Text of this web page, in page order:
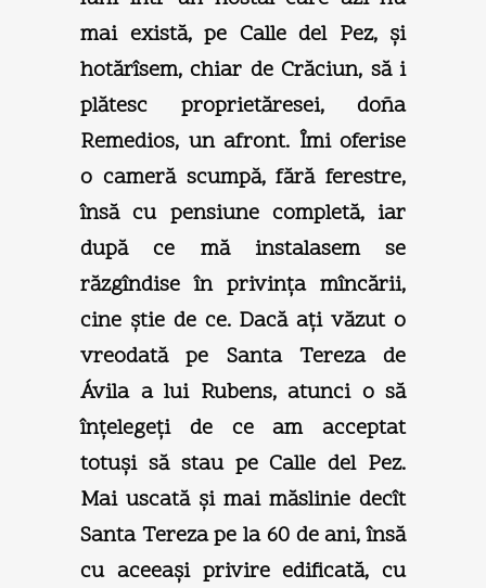
mai există, pe Calle del Pez, şi
hotărîsem, chiar de Crăciun, să i
plătesc proprietăresei, doña
Remedios, un afront. Îmi oferise
o cameră scumpă, fără ferestre,
însă cu pensiune completă, iar
după ce mă instalasem se
răzgîndise în privinţa mîncării,
cine ştie de ce. Dacă aţi văzut o
vreodată pe Santa Tereza de
Ávila a lui Rubens, atunci o să
înţelegeţi de ce am acceptat
totuşi să stau pe Calle del Pez.
Mai uscată şi mai măslinie decît
Santa Tereza pe la 60 de ani, însă
cu aceeaşi privire edificată, cu